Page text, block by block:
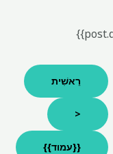
רֵאשִׁית
<
{{עמוד}}